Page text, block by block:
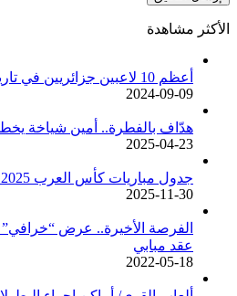
الأكثر مشاهدة
أعظم 10 لاعبين جزائريين في تاريخ كرة القدم
2024-09-09
هدّاف بالفطرة.. أمين شياخة
2025-04-23
جدول مباريات كأس العرب 2025 والقنوات الناقلة المفتوحة
2025-11-30
الفرصة الأخيرة.. عرض
عقد مبابي
2022-05-18